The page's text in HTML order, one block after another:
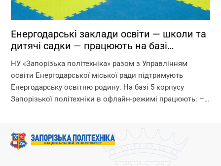
Енергодарські заклади освіти — школи та
дитячі садки — працюють на базі
НУ «Запорізька політехніка» разом з Управлінням
освіти Енергодарської міської ради підтримують
Енергодарську освітню родину. На базі 5 корпусу
Запорізької політехніки в офлайн-режимі працюють: –